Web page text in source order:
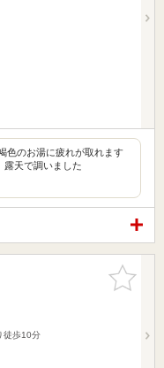
色のお湯に疲れが取れます
露天で調いました
お気に入
りに追加
徒歩10分